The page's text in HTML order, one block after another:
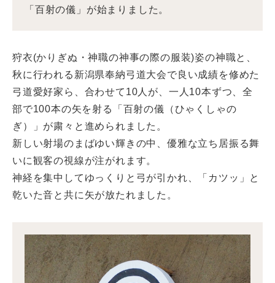
「百射の儀」が始まりました。
狩衣(かりぎぬ・神職の神事の際の服装)姿の神職と、
秋に行われる新潟県奉納弓道大会で良い成績を修めた
弓道愛好家ら、合わせて10人が、一人10本ずつ、全
部で100本の矢を射る「百射の儀（ひゃくしゃの
ぎ）」が粛々と進められました。
新しい射場のまばゆい輝きの中、優雅な立ち居振る舞
いに観客の視線が注がれます。
神経を集中してゆっくりと弓が引かれ、「カツッ」と
乾いた音と共に矢が放たれました。